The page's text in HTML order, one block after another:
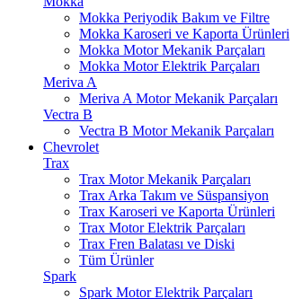
Mokka Periyodik Bakım ve Filtre
Mokka Karoseri ve Kaporta Ürünleri
Mokka Motor Mekanik Parçaları
Mokka Motor Elektrik Parçaları
Meriva A
Meriva A Motor Mekanik Parçaları
Vectra B
Vectra B Motor Mekanik Parçaları
Chevrolet
Trax
Trax Motor Mekanik Parçaları
Trax Arka Takım ve Süspansiyon
Trax Karoseri ve Kaporta Ürünleri
Trax Motor Elektrik Parçaları
Trax Fren Balatası ve Diski
Tüm Ürünler
Spark
Spark Motor Elektrik Parçaları